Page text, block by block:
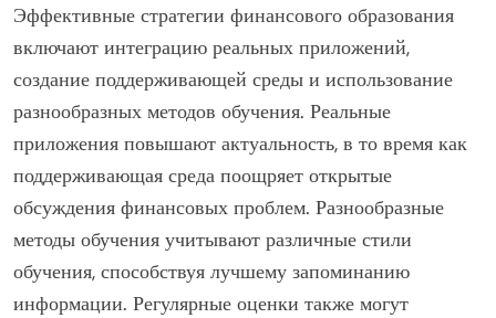
Эффективные стратегии финансового образования
включают интеграцию реальных приложений,
создание поддерживающей среды и использование
разнообразных методов обучения. Реальные
приложения повышают актуальность, в то время как
поддерживающая среда поощряет открытые
обсуждения финансовых проблем. Разнообразные
методы обучения учитывают различные стили
обучения, способствуя лучшему запоминанию
информации. Регулярные оценки также могут